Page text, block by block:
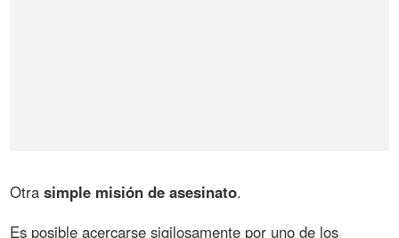
Otrasimple misión de asesinato.
Es posible acercarse sigilosamente por uno de los